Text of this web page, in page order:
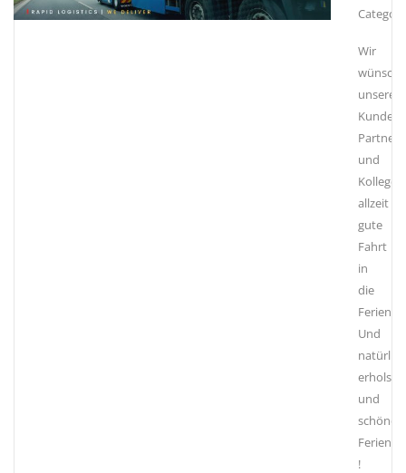
Wir
unseren
Kunden,
Partnern
und
Kollegen
allzeit
gute
Fahrt
in
die
Ferien.
Und
natürlich
und
schöne
Ferien
!